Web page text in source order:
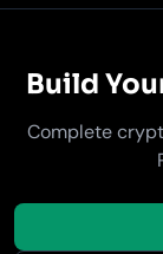
Build
Complete